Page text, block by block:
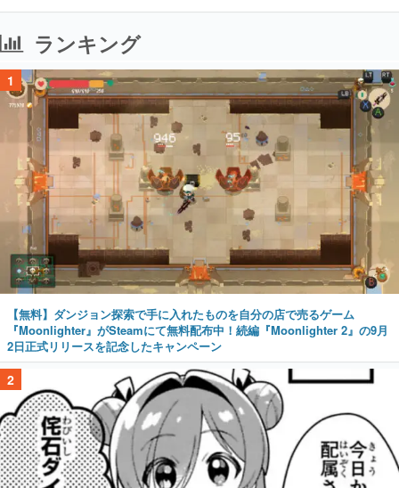
ランキング
1
【無料】ダンジョン探索で手に入れたものを自分の店で売るゲーム
『Moonlighter』がSteamにて無料配布中！続編『Moonlighter 2』の9月
2日正式リリースを記念したキャンペーン
2